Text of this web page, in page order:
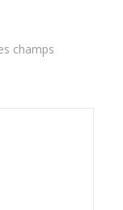
champs